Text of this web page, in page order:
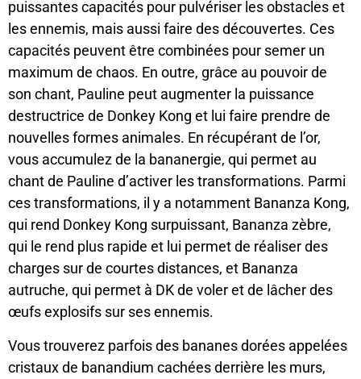
puissantes capacités pour pulvériser les obstacles et
les ennemis, mais aussi faire des découvertes. Ces
capacités peuvent être combinées pour semer un
maximum de chaos. En outre, grâce au pouvoir de
son chant, Pauline peut augmenter la puissance
destructrice de Donkey Kong et lui faire prendre de
nouvelles formes animales. En récupérant de l’or,
vous accumulez de la bananergie, qui permet au
chant de Pauline d’activer les transformations. Parmi
ces transformations, il y a notamment Bananza Kong,
qui rend Donkey Kong surpuissant, Bananza zèbre,
qui le rend plus rapide et lui permet de réaliser des
charges sur de courtes distances, et Bananza
autruche, qui permet à DK de voler et de lâcher des
œufs explosifs sur ses ennemis.
Vous trouverez parfois des bananes dorées appelées
cristaux de banandium cachées derrière les murs,